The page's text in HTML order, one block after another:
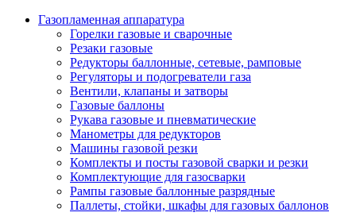
Газопламенная аппаратура
Горелки газовые и сварочные
Резаки газовые
Редукторы баллонные, сетевые, рамповые
Регуляторы и подогреватели газа
Вентили, клапаны и затворы
Газовые баллоны
Рукава газовые и пневматические
Манометры для редукторов
Машины газовой резки
Комплекты и посты газовой сварки и резки
Комплектующие для газосварки
Рампы газовые баллонные разрядные
Паллеты, стойки, шкафы для газовых баллонов